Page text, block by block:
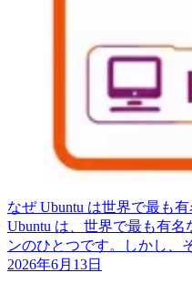
なぜ Ubuntu は世界で最も
Ubuntu は、世界で最も有
ンのひとつです。しかし、
2026年6月13日